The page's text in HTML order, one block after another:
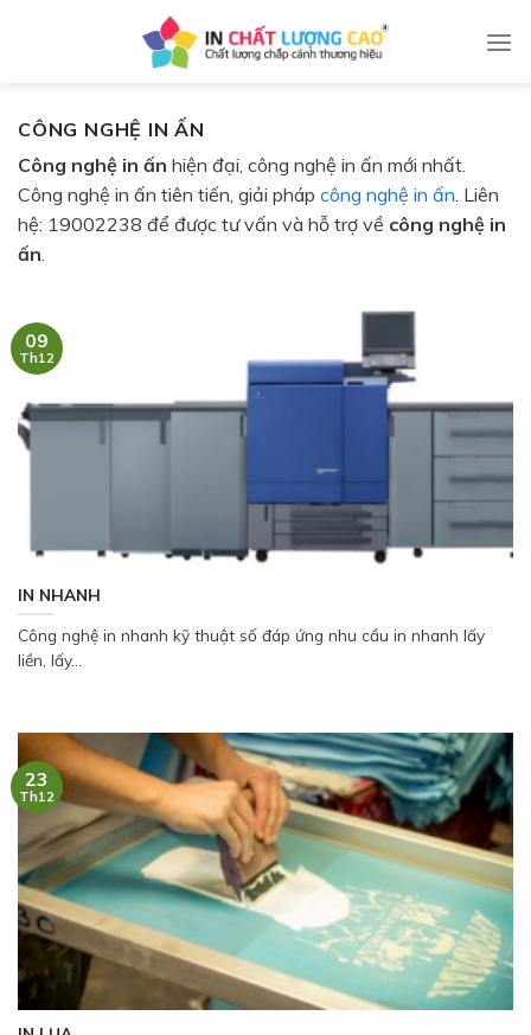
CÔNG NGHỆ IN ẤN
Công nghệ in ấn hiện đại, công nghệ in ấn mới nhất.
Công nghệ in ấn tiên tiến, giải pháp công nghệ in ấn. Liên
hệ: 19002238 để được tư vấn và hỗ trợ về công nghệ in
ấn.
IN NHANH
Công nghệ in nhanh kỹ thuật số đáp ứng nhu cầu in nhanh lấy
liền, lấy...
09
Th12
23
Th12